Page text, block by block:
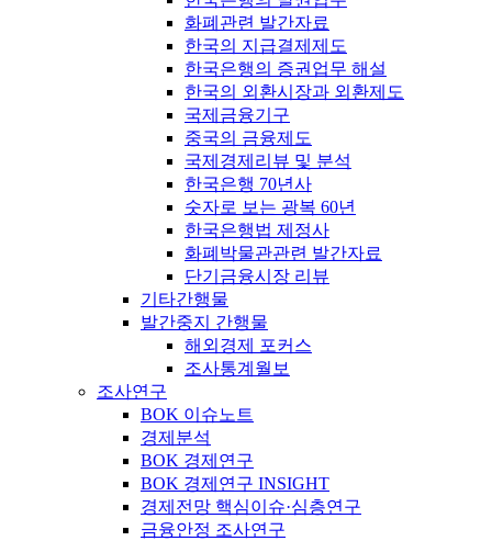
화폐관련 발간자료
한국의 지급결제제도
한국은행의 증권업무 해설
한국의 외환시장과 외환제도
국제금융기구
중국의 금융제도
국제경제리뷰 및 분석
한국은행 70년사
숫자로 보는 광복 60년
한국은행법 제정사
화폐박물관관련 발간자료
단기금융시장 리뷰
기타간행물
발간중지 간행물
해외경제 포커스
조사통계월보
조사연구
BOK 이슈노트
경제분석
BOK 경제연구
BOK 경제연구 INSIGHT
경제전망 핵심이슈·심층연구
금융안정 조사연구